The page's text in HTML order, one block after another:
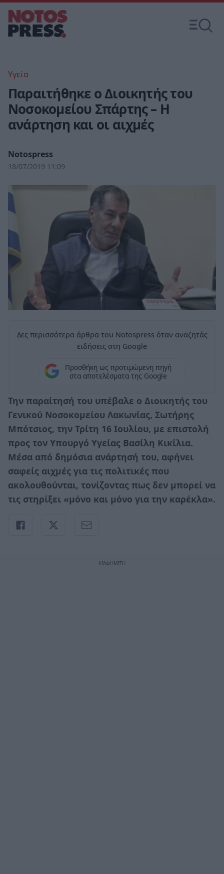
Υγεία
Παραιτήθηκε ο Διοικητής του
Νοσοκομείου Σπάρτης – Η
ανάρτηση και οι αιχμές
Notospress
18/07/2019 11:09
Δες περισσότερα άρθρα του Notospress όταν αναζητάς
ειδήσεις στη Google
Προσθήκη ως προτιμώμενη πηγή
στα αποτελέσματα της Google
Την παραίτησή του υπέβαλε ο Διοικητής του
Γενικού Νοσοκομείου Λακωνίας, Σωτήρης
Μπότσιος, την Τρίτη 16 Ιουλίου, με επιστολή
προς τον Υπουργό Υγείας Βασίλη Κικίλια.
Μέσα από δημόσια ανάρτησή του, αφήνει
σαφείς αιχμές για τις πολιτικές που
ακολουθούνται, τονίζοντας πως δεν μπορεί να
τις στηρίξει «μόνο και μόνο για την καρέκλα».